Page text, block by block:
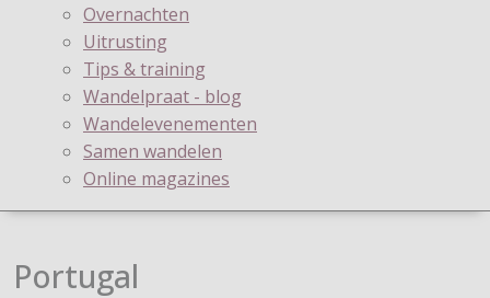
Overnachten
Uitrusting
Tips & training
Wandelpraat - blog
Wandelevenementen
Samen wandelen
Online magazines
Portugal